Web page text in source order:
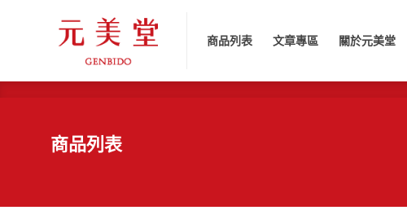
商品列表 文章專區 關於元美堂
商品列表